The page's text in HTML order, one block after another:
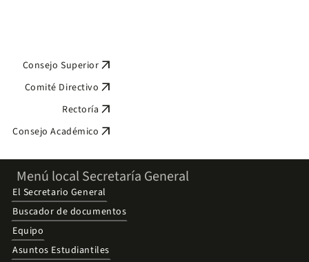
Consejo Superior arrow_outward
Comité Directivo arrow_outward
Rectoría arrow_outward
Consejo Académico arrow_outward
Menú local Secretaría General
El Secretario General
Buscador de documentos
Equipo
Asuntos Estudiantiles